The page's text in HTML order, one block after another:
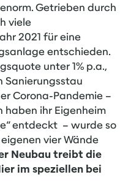
Getrieben durch
viele
2021 für eine
entschieden.
unter 1% p.a.,
Sanierungsstau
Corona-Pandemie –
haben ihr Eigenheim
entdeckt – wurde so
vier Wände
Neubau treibt die
im speziellen bei